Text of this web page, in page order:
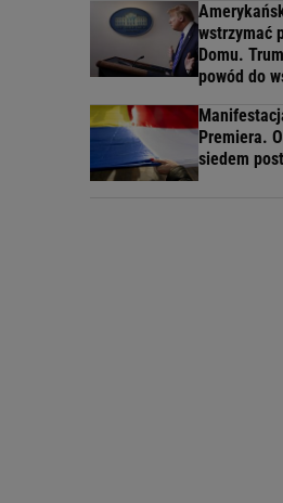
wstrzymać
Domu.
powód do
Premiera.
siedem